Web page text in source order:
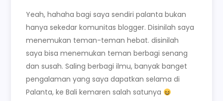
Yeah, hahaha bagi saya sendiri palanta bukan
hanya sekedar komunitas blogger. Disinilah saya
menemukan teman-teman hebat. disinilah
saya bisa menemukan teman berbagi senang
dan susah. Saling berbagi ilmu, banyak banget
pengalaman yang saya dapatkan selama di
Palanta, ke Bali kemaren salah satunya